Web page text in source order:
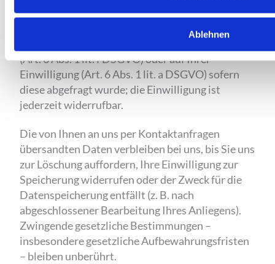
Ablehnen
allen übrigen Fällen beruht die Verarbeitung auf
unserem berechtigten Interesse an der effektiven
(Art. 6 Abs. 1 lit. f DSGVO) oder auf Ihrer
Einwilligung (Art. 6 Abs. 1 lit. a DSGVO) sofern
diese abgefragt wurde; die Einwilligung ist
jederzeit widerrufbar.
Die von Ihnen an uns per Kontaktanfragen
übersandten Daten verbleiben bei uns, bis Sie uns
zur Löschung auffordern, Ihre Einwilligung zur
Speicherung widerrufen oder der Zweck für die
Datenspeicherung entfällt (z. B. nach
abgeschlossener Bearbeitung Ihres Anliegens).
Zwingende gesetzliche Bestimmungen –
insbesondere gesetzliche Aufbewahrungsfristen
– bleiben unberührt.